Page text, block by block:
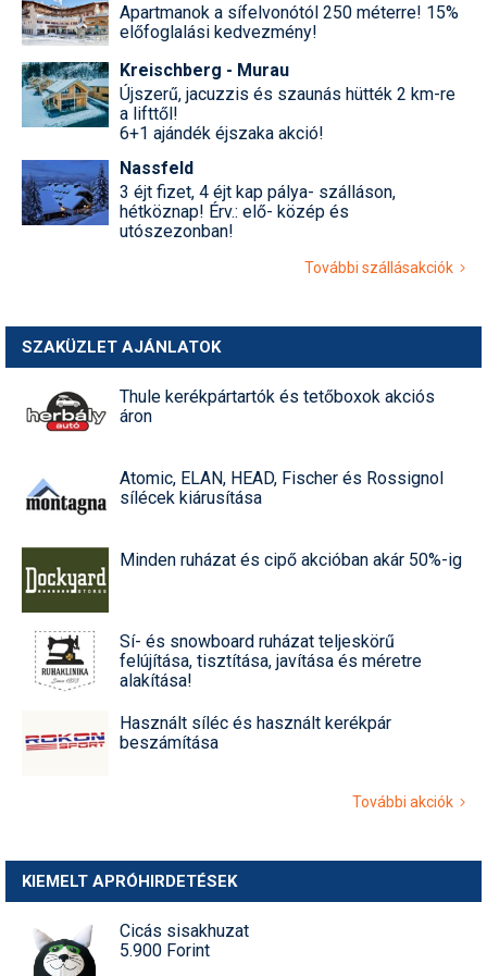
Apartmanok a sífelvonótól 250 méterre! 15%
előfoglalási kedvezmény!
Kreischberg - Murau
Újszerű, jacuzzis és szaunás hütték 2 km-re
a lifttől!
6+1 ajándék éjszaka akció!
Nassfeld
3 éjt fizet, 4 éjt kap pálya- szálláson,
hétköznap! Érv.: elő- közép és
utószezonban!
További szállásakciók
SZAKÜZLET AJÁNLATOK
Thule kerékpártartók és tetőboxok akciós
áron
Atomic, ELAN, HEAD, Fischer és Rossignol
sílécek kiárusítása
Minden ruházat és cipő akcióban akár 50%-ig
Sí- és snowboard ruházat teljeskörű
felújítása, tisztítása, javítása és méretre
alakítása!
Használt síléc és használt kerékpár
beszámítása
További akciók
KIEMELT APRÓHIRDETÉSEK
Cicás sisakhuzat
5.900 Forint